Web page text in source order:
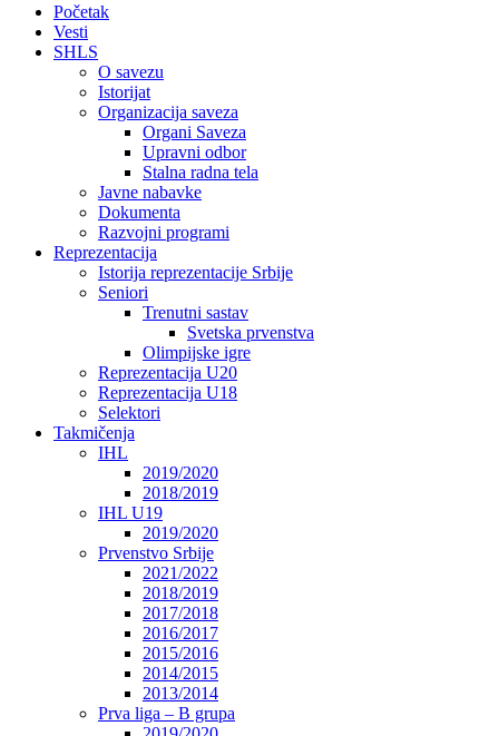
Početak
Vesti
SHLS
O savezu
Istorijat
Organizacija saveza
Organi Saveza
Upravni odbor
Stalna radna tela
Javne nabavke
Dokumenta
Razvojni programi
Reprezentacija
Istorija reprezentacije Srbije
Seniori
Trenutni sastav
Svetska prvenstva
Olimpijske igre
Reprezentacija U20
Reprezentacija U18
Selektori
Takmičenja
IHL
2019/2020
2018/2019
IHL U19
2019/2020
Prvenstvo Srbije
2021/2022
2018/2019
2017/2018
2016/2017
2015/2016
2014/2015
2013/2014
Prva liga – B grupa